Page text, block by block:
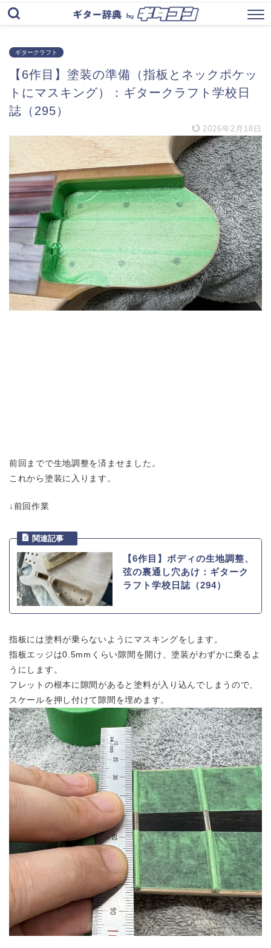
ギタークラフト
【6作目】塗装の準備（指板とネックポケッ
トにマスキング）：ギタークラフト学校日
誌（295）
2026年2月18日
前回までで生地調整を済ませました。
これから塗装に入ります。
↓前回作業
【6作目】ボディの生地調整、
弦の裏通し穴あけ：ギターク
ラフト学校日誌（294）
指板には塗料が乗らないようにマスキングをします。
指板エッジは0.5mmくらい隙間を開け、塗装がわずかに乗るよ
うにします。
フレットの根本に隙間があると塗料が入り込んでしまうので、
スケールを押し付けて隙間を埋めます。